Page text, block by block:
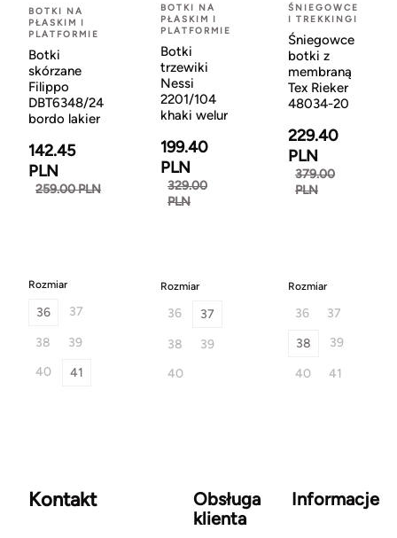
BOTKI NA
PŁASKIM I
PLATFORMIE
Botki
skórzane
Filippo
DBT6348/24
bordo lakier
142.45
PLN
259.00 PLN
Rozmiar
36 37
38
39
40
41
BOTKI NA
PŁASKIM I
PLATFORMIE
Botki
trzewiki
Nessi
2201/104
khaki welur
199.40
PLN
329.00
PLN
Rozmiar
36
37
38
39
40
ŚNIEGOWCE
I TREKKINGI
Śniegowce
botki z
membraną
Tex Rieker
48034-20
229.40
PLN
379.00
PLN
Rozmiar
36
37
38
39
40 41
Kontakt
Obsługa
klienta
Informacje